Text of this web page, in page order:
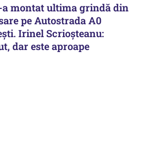
a montat ultima grindă din
pe Autostrada A0
Irinel Scrioșteanu:
dar este aproape